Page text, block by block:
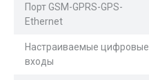
Порт GSM-GPRS-GPS-
Ethernet
Настраиваемые цифровые
входы